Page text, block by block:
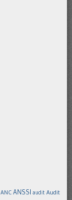
ANC ANSSI audit Audit